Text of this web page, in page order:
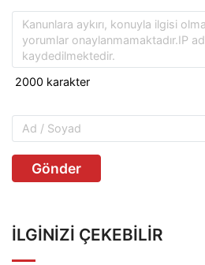
Gönder
İLGINIZI ÇEKEBILIR